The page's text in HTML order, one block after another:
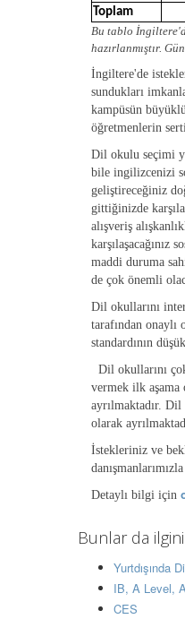
Toplam
Bu tablo
hazırlanmıştır.
İngiltere'de
sundukları
kampüsün
öğretmenlerin
Dil okulu seçimi
bile ingilizcenizi
geliştireceğiniz
gittiğinizde
alışveriş
karşılaşacağınız
maddi duruma
de çok önemli
Dil okullarını
tarafından onaylı
standardının
Dil okullarını
vermek ilk
ayrılmaktadır.
olarak
İstekleriniz ve
Detaylı bilgi için
Bunlar da
Yurtdışında
IB, A Level,
CES